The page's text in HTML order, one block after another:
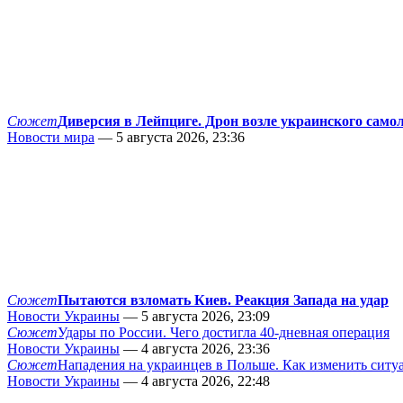
СюжетДиверсия в Лейпциге. Дрон возле украинского
Новости мира — 5 августа 2026, 23:36
СюжетПытаются взломать Киев. Реакция Запада на удар
Новости Украины — 5 августа 2026, 23:09
СюжетУдары по России. Чего достигла 40-дневная операция
Новости Украины — 4 августа 2026, 23:36
СюжетНападения на украинцев в Польше. Как изменить
Новости Украины — 4 августа 2026, 22:48